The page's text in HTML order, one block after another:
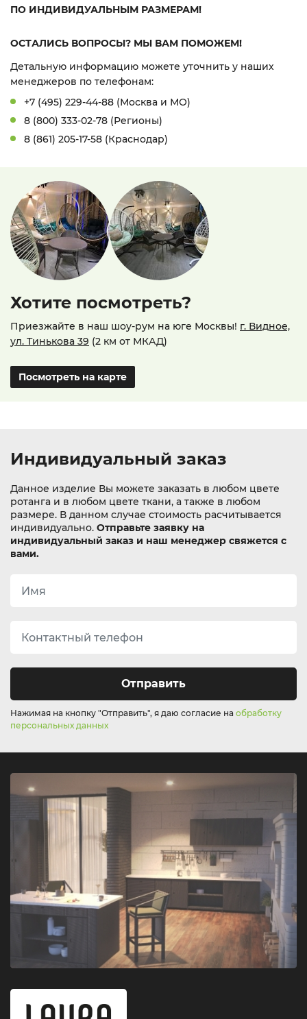
ПО ИНДИВИДУАЛЬНЫМ РАЗМЕРАМ!
ОСТАЛИСЬ ВОПРОСЫ? МЫ ВАМ ПОМОЖЕМ!
Детальную информацию можете уточнить у наших
менеджеров по телефонам:
+7 (495) 229-44-88 (Москва и МО)
8 (800) 333-02-78 (Регионы)
8 (861) 205-17-58 (Краснодар)
Хотите посмотреть?
Приезжайте в наш шоу-рум на юге Москвы! г. Видное,
ул. Тинькова 39 (2 км от МКАД)
Посмотреть на карте
Индивидуальный заказ
Данное изделие Вы можете заказать в любом цвете
ротанга и в любом цвете ткани, а также в любом
размере. В данном случае стоимость расчитывается
индивидуально. Отправьте заявку на
индивидуальный заказ и наш менеджер свяжется с
вами.
Отправить
Нажимая на кнопку "Отправить", я даю согласие на обработку
персональных данных